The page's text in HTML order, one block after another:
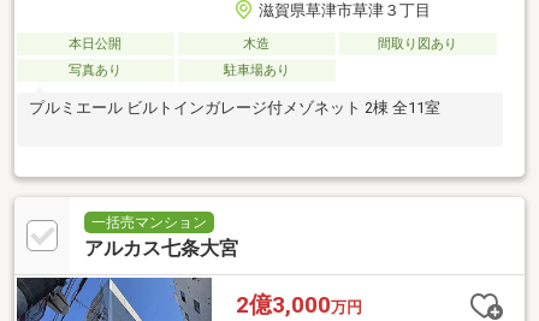
滋賀県草津市草津３丁目
本日公開 木造
間取り図あり
写真あり
駐車場あり
プルミエール ビルトインガレージ付メゾネット 2棟 全11室
一括売マンション
アルカス七条大宮
2億3,000万円